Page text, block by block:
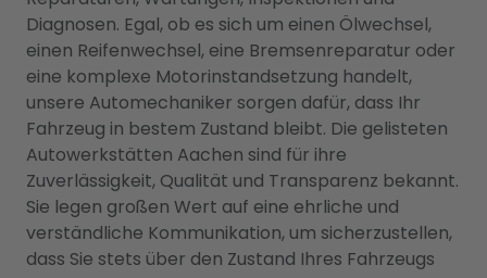
Diagnosen. Egal, ob es sich um einen Ölwechsel,
einen Reifenwechsel, eine Bremsenreparatur oder
eine komplexe Motorinstandsetzung handelt,
unsere Automechaniker sorgen dafür, dass Ihr
Fahrzeug in bestem Zustand bleibt. Die gelisteten
Autowerkstätten Aachen sind für ihre
Zuverlässigkeit, Qualität und Transparenz bekannt.
Sie legen großen Wert auf eine ehrliche und
verständliche Kommunikation, um sicherzustellen,
dass Sie stets über den Zustand Ihres Fahrzeugs